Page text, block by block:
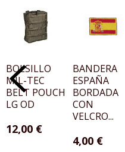
BOLSILLO
MIL-TEC
BELT POUCH
LG OD
12,00 €
BANDERA
ESPAÑA
BORDADA
CON
VELCRO...
4,00 €